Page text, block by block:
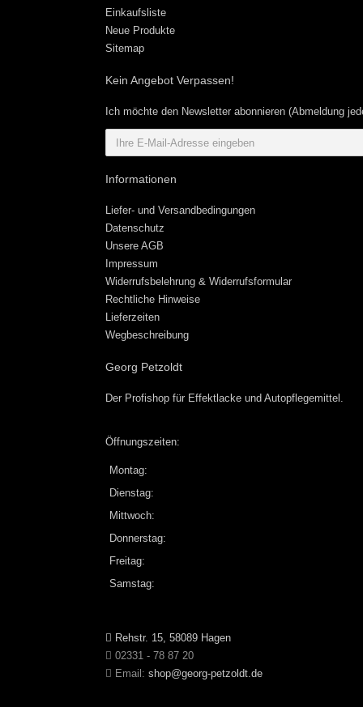
Einkaufsliste
Neue Produkte
Sitemap
Kein Angebot Verpassen!
Ich möchte den Newsletter abonnieren (Abmeldung
Informationen
Liefer- und Versandbedingungen
Datenschutz
Unsere AGB
Impressum
Widerrufsbelehrung & Widerrufsformular
Rechtliche Hinweise
Lieferzeiten
Wegbeschreibung
Georg Petzoldt
Der Profishop für Effektlacke und Autopflegemittel .
Öffnungszeiten:
Montag:
Dienstag:
Mittwoch:
Donnerstag:
Freitag:
Samstag:
Rehstr. 15, 58089 Hagen
02331 - 78 87 20
Email: shop@georg-petzoldt.de